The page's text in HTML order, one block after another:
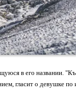
в его названии.
гласит о девушке по